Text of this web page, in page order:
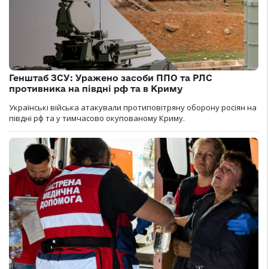
Генштаб ЗСУ: Уражено засоби ППО та РЛС
противника на півдні рф та в Криму
Українські війська атакували протиповітряну оборону росіян на
півдні рф та у тимчасово окупованому Криму.